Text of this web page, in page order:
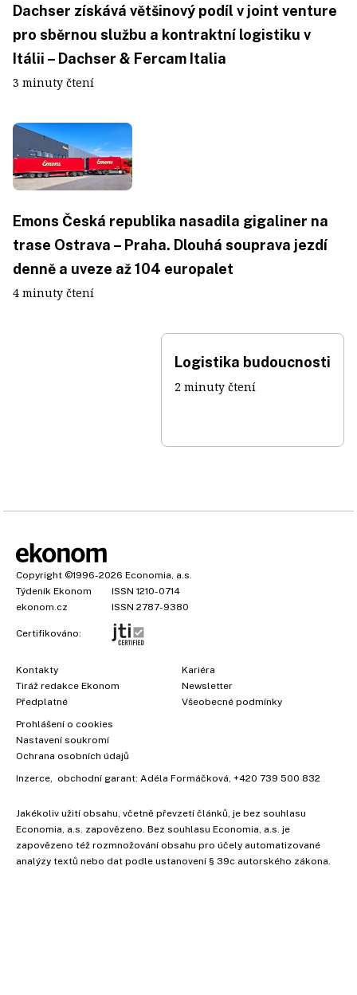
Dachser získává většinový podíl v joint venture
pro sběrnou službu a kontraktní logistiku v
Itálii – Dachser & Fercam Italia
3 minuty čtení
Emons Česká republika nasadila gigaliner na
trase Ostrava – Praha. Dlouhá souprava jezdí
denně a uveze až 104 europalet
4 minuty čtení
Logistika budoucnosti
2 minuty čtení
Copyright ©1996-2026 Economia, a.s.
Týdeník Ekonom
ISSN 1210-0714
ekonom.cz
ISSN 2787-9380
Certifikováno:
Kontakty
Tiráž redakce Ekonom
Předplatné
Kariéra
Newsletter
Všeobecné podmínky
Prohlášení o cookies
Nastavení soukromí
Ochrana osobních údajů
Inzerce , obchodní garant: Adéla Formáčková +420 739 500 832
Jakékoliv užití obsahu, včetně převzetí článků, je bez souhlasu
Economia, a.s. zapovězeno. Bez souhlasu Economia, a.s. je
zapovězeno též rozmnožování obsahu pro účely automatizované
analýzy textů nebo dat podle ustanovení § 39c autorského zákona.